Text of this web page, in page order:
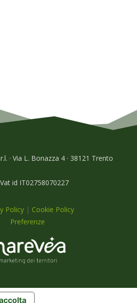
· Via L. Bonazza 4 · 38121 Trento
id IT02758070227
Policy | Cookie Policy
Preferenze